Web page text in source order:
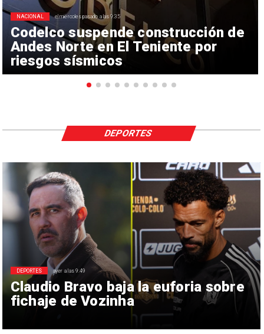
Codelco suspende construcción de
Andes Norte en El Teniente por
riesgos sísmicos
NACIONAL el miércoles pasado a las 9:35
Claudio Bravo baja la euforia sobre
fichaje de Vozinha
DEPORTES ayer a las 9:49
DEPORTES